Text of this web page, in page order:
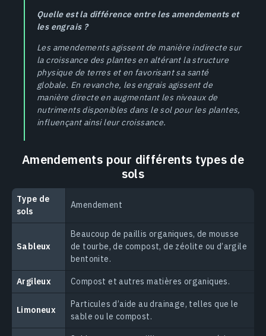
Quelle est la différence entre les amendements et
les engrais ?
Les amendements agissent de manière indirecte sur
la croissance des plantes en altérant la structure
physique de terres et en favorisant sa santé
globale. En revanche, les engrais agissent de
manière directe en augmentant les niveaux de
nutriments disponibles dans le sol pour les plantes,
influençant ainsi leur croissance.
Amendements pour différents types de
sols
Type de
sols
Amendement
Sableux
Beaucoup de paillis organiques, de mousse
de tourbe, de compost, de zéolite ou d’argile
bentonite.
Argileux Compost et autres matières organiques.
Limoneux
Particules d’aide au drainage, telles que le
sable ou le compost.